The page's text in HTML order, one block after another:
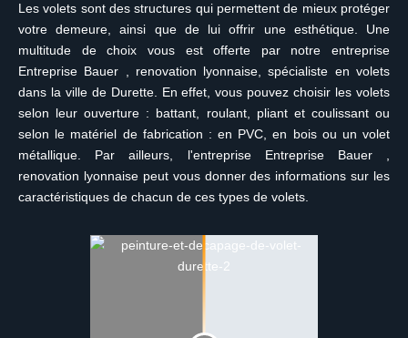
Les volets sont des structures qui permettent de mieux protéger
votre demeure, ainsi que de lui offrir une esthétique. Une
multitude de choix vous est offerte par notre entreprise
Entreprise Bauer , renovation lyonnaise, spécialiste en volets
dans la ville de Durette. En effet, vous pouvez choisir les volets
selon leur ouverture : battant, roulant, pliant et coulissant ou
selon le matériel de fabrication : en PVC, en bois ou un volet
métallique. Par ailleurs, l'entreprise Entreprise Bauer ,
renovation lyonnaise peut vous donner des informations sur les
caractéristiques de chacun de ces types de volets.